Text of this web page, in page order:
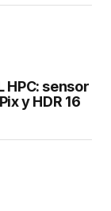
HPC: sensor
y HDR 16